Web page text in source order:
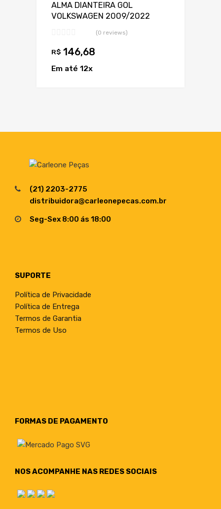
ALMA DIANTEIRA GOL
VOLKSWAGEN 2009/2022
(0 reviews)
R$ 146,68
Em até 12x
(21) 2203-2775
distribuidora@carleonepecas.com.br
Seg-Sex 8:00 ás 18:00
SUPORTE
Política de Privacidade
Política de Entrega
Termos de Garantia
Termos de Uso
FORMAS DE PAGAMENTO
NOS ACOMPANHE NAS REDES SOCIAIS